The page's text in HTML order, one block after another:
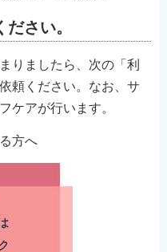
さい。
りましたら、次の「利
頼ください。なお、サ
ケアが行います。
方へ